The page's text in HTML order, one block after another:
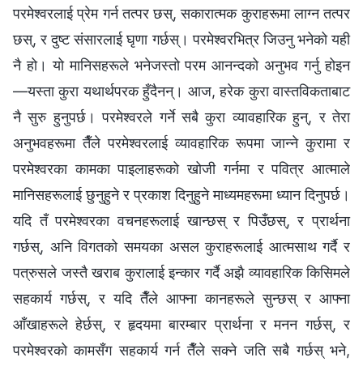
परमेश्‍वरलाई प्रेम गर्न तत्पर छस्, सकारात्मक कुराहरूमा लाग्न तत्पर
छस्, र दुष्ट संसारलाई घृणा गर्छस्। परमेश्‍वरभित्र जिउनु भनेको यही
नै हो। यो मानिसहरूले भनेजस्तो परम आनन्दको अनुभव गर्नु होइन
—यस्ता कुरा यथार्थपरक हुँदैनन्। आज, हरेक कुरा वास्तविकताबाट
नै सुरु हुनुपर्छ। परमेश्‍वरले गर्ने सबै कुरा व्यावहारिक हुन्, र तेरा
अनुभवहरूमा तैँले परमेश्‍वरलाई व्यावहारिक रूपमा जान्ने कुरामा र
परमेश्‍वरका कामका पाइलाहरूको खोजी गर्नमा र पवित्र आत्माले
मानिसहरूलाई छुनुहुने र प्रकाश दिनुहुने माध्यमहरूमा ध्यान दिनुपर्छ।
यदि तँ परमेश्‍वरका वचनहरूलाई खान्छस् र पिउँछस्, र प्रार्थना
गर्छस्, अनि विगतको समयका असल कुराहरूलाई आत्मसाथ गर्दै र
पत्रुसले जस्तै खराब कुरालाई इन्कार गर्दै अझै व्यावहारिक किसिमले
सहकार्य गर्छस्, र यदि तैँले आफ्ना कानहरूले सुन्छस् र आफ्ना
आँखाहरूले हेर्छस्, र हृदयमा बारम्‍बार प्रार्थना र मनन गर्छस्, र
परमेश्‍वरको कामसँग सहकार्य गर्न तैँले सक्ने जति सबै गर्छस् भने,